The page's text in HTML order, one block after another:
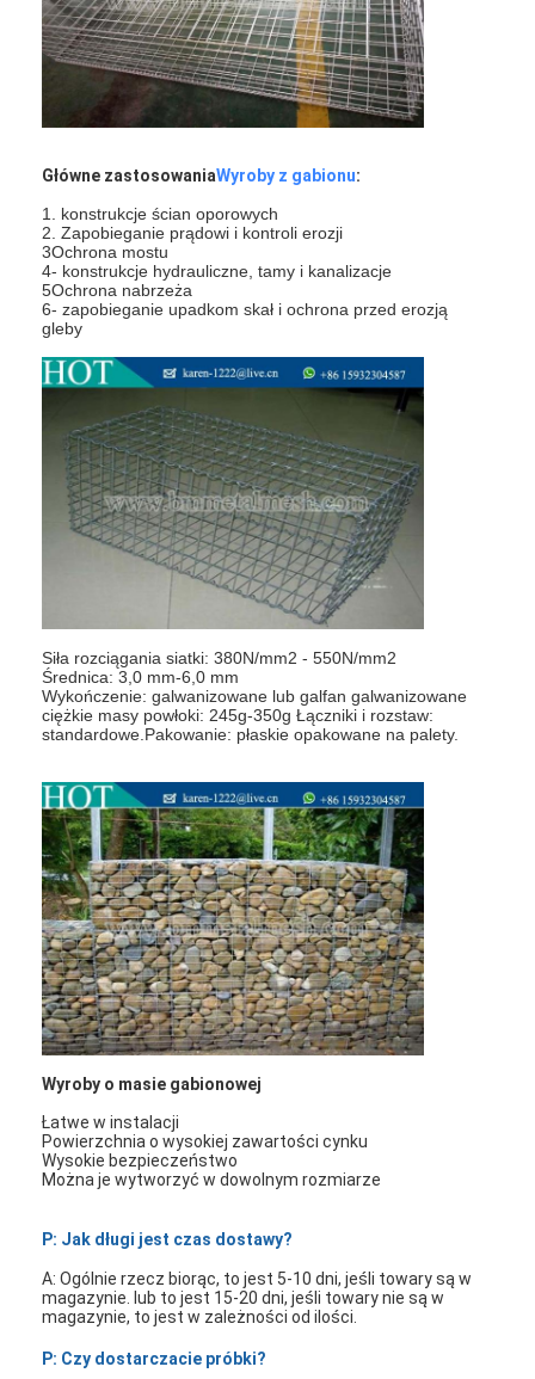
Wycieczka po fabryce
Kontrola jakości
Skontaktuj się z nami
Aktualności
Rozmawiaj teraz
Włókna ze stali nierdzewnej
ekran filtrujący ekstrudera
Zestaw sit ekstrudera
Siatka druciana
Ogrodzenie do padelu
Dzianinowa siatka druciana
kosz gabionowy
Architektoniczna siatka metalu
Filtr ekranowy Johnsona
Ogrodzenie z siatki metalowej
Siatka ula
Główne zastosowaniaWyroby z gabionu:
1. konstrukcje ścian oporowych
2. Zapobieganie prądowi i kontroli erozji
3Ochrona mostu
4- konstrukcje hydrauliczne, tamy i kanalizacje
5Ochrona nabrzeża
6- zapobieganie upadkom skał i ochrona przed erozją
gleby
Siła rozciągania siatki: 380N/mm2 - 550N/mm2
Średnica: 3,0 mm-6,0 mm
Wykończenie: galwanizowane lub galfan galwanizowane
ciężkie masy powłoki: 245g-350g Łączniki i rozstaw:
standardowe.Pakowanie: płaskie opakowane na palety.
Wyroby o masie gabionowej
Łatwe w instalacji
Powierzchnia o wysokiej zawartości cynku
Wysokie bezpieczeństwo
Można je wytworzyć w dowolnym rozmiarze
P: Jak długi jest czas dostawy?
A: Ogólnie rzecz biorąc, to jest 5-10 dni, jeśli towary są w
magazynie. lub to jest 15-20 dni, jeśli towary nie są w
magazynie, to jest w zależności od ilości.
P: Czy dostarczacie próbki?